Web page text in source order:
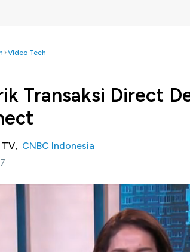
Video Tech
Transaksi Direct
CNBC Indonesia
CNBC Indonesia menggelar
Digital ASEAN" yang akan mengupas
Ayoconnect, Chiragh Kirpalani